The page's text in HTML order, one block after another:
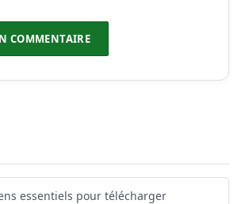
essentiels pour télécharger